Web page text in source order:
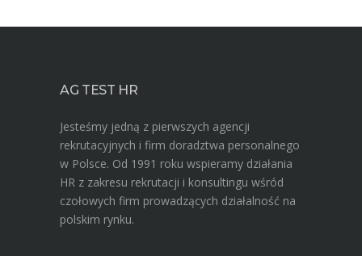
AG TEST HR
Jesteśmy jedną z pierwszych agencji
rekrutacyjnych i firm doradztwa personalnego
w Polsce. Od 1991 roku wspieramy działania
HR z zakresu rekrutacji i konsultingu wśród
czołowych firm prowadzących działalność na
polskim rynku.